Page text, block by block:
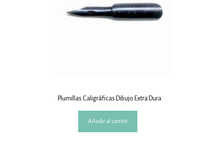
Plumillas Caligráficas Dibujo Extra Dura
Añadir al carrito